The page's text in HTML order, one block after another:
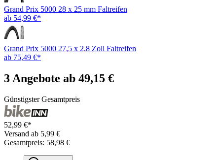
Grand Prix 5000 28 x 25 mm Faltreifen
ab 54,99 €*
Grand Prix 5000 27,5 x 2,8 Zoll Faltreifen
ab 75,49 €*
3 Angebote ab 49,15 €
Günstigster Gesamtpreis
52,99 €*
Versand ab 5,99 €
Gesamtpreis: 58,98 €